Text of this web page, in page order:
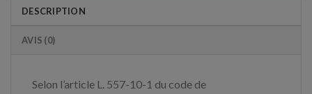
DESCRIPTION
AVIS (0)
Selon l’article L. 557-10-1 du code de